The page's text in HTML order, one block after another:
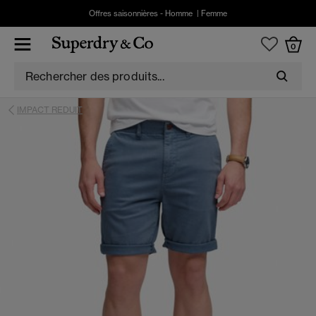
Offres saisonnières - Homme Femme
0
IMPACT REDUIT